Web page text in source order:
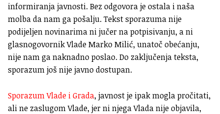
informiranja javnosti. Bez odgovora je ostala i naša
molba da nam ga pošalju. Tekst sporazuma nije
podijeljen novinarima ni jučer na potpisivanju, a ni
glasnogovornik Vlade Marko Milić, unatoč obećanju,
nije nam ga naknadno poslao. Do zaključenja teksta,
sporazum još nije javno dostupan.
Sporazum Vlade i Grada, javnost je ipak mogla pročitati,
ali ne zaslugom Vlade, jer ni njega Vlada nije objavila,